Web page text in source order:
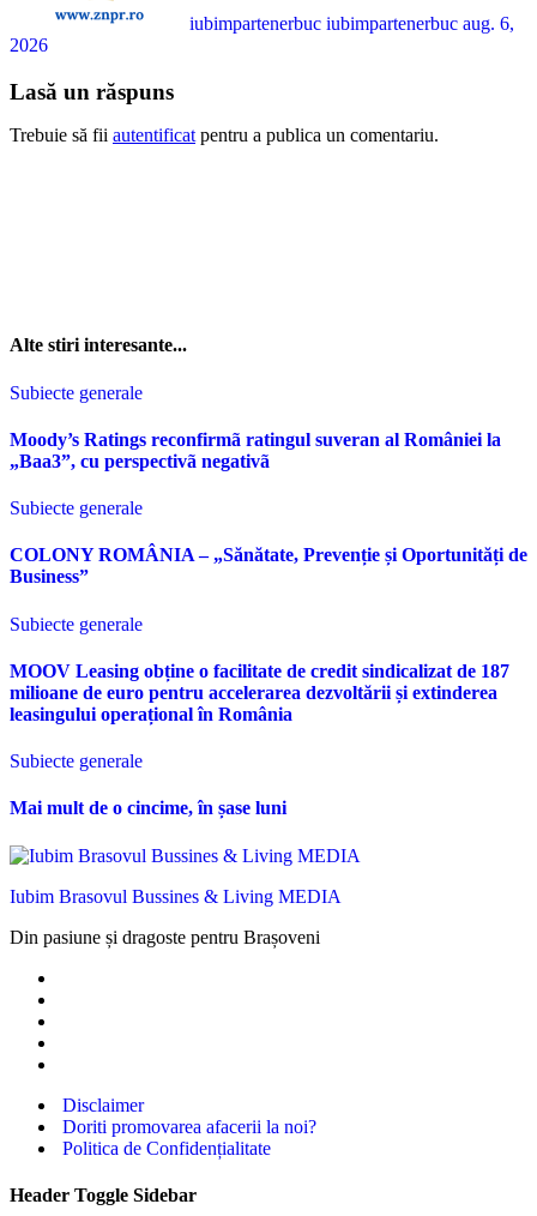
iubimpartenerbuc iubimpartenerbuc aug. 6,
2026
Lasă un răspuns
Trebuie să fii autentificat pentru a publica un comentariu.
Alte stiri interesante...
Subiecte generale
Moody’s Ratings reconfirmã ratingul suveran al României la
„Baa3”, cu perspectivã negativã
Subiecte generale
COLONY ROMÂNIA – „Sănătate, Prevenție și Oportunități de
Business”
Subiecte generale
MOOV Leasing obține o facilitate de credit sindicalizat de 187
milioane de euro pentru accelerarea dezvoltării și extinderea
leasingului operațional în România
Subiecte generale
Mai mult de o cincime, în șase luni
Iubim Brasovul Bussines & Living MEDIA
Din pasiune și dragoste pentru Brașoveni
Disclaimer
Doriti promovarea afacerii la noi?
Politica de Confidențialitate
Header Toggle Sidebar